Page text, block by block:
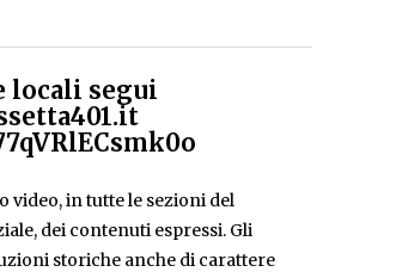
locali segui
video, in tutte le sezioni del
dei contenuti espressi. Gli
storiche anche di carattere